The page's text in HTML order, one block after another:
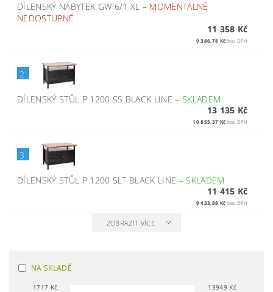
DÍLENSKÝ NÁBYTEK GW 6/1 XL – MOMENTÁLNĚ
NEDOSTUPNÉ
11 358 Kč
9 386,78 Kč bez DPH
2.
DÍLENSKÝ STŮL P 1200 SS BLACK LINE– SKLADEM
13 135 Kč
10 855,37 Kč bez DPH
3.
DÍLENSKÝ STŮL P 1200 SLT BLACK LINE –SKLADEM
11 415 Kč
9 433,88 Kč bez DPH
ZOBRAZIT VÍCE
NA SKLADĚ
1717 Kč 13949Kč